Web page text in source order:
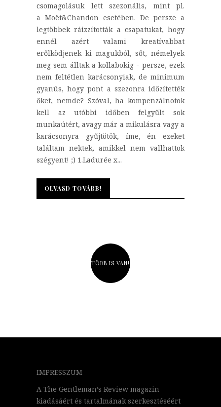
csomagolásuk lett szezonális, mint pl.
a Moët&Chandon esetében. De persze a
legtöbbek ráizzították a csapatukat, hogy
ennél azért valami kreatívabbat
erőlködjenek ki magukból, sőt, némelyek
meg sem álltak a kollabokig - persze, ezek
nem feltétlen karácsonyiak, de minimum
gyanús, hogy pont a szezonra időzítették
őket, nemde? Szóval, ha kompenzálnotok
kell az utóbbi időben felgyűlt sok
munkaútért, avagy már a mikulásra vagy a
karácsonyra gyűjtötök, íme, én ezeket
találtam nektek, amikkel nem vallhattok
szégyent! ;) 1.Ladurée x...
OLVASD TOVÁBB!
OLVASD TOVÁBB!
TÖBB IS VAN!
IMPRESSZUM
A The Gentleman’s Review magazin
kiadásáért és tartalmának szerkesztéséért